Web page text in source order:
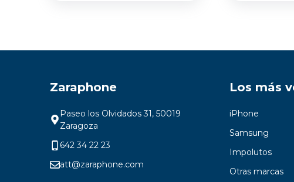
Zaraphone
Paseo los Olvidados 31, 50019
Zaragoza
642 34 22 23
att@zaraphone.com
Los más
iPhone
Samsung
Impolutos
Otras marcas